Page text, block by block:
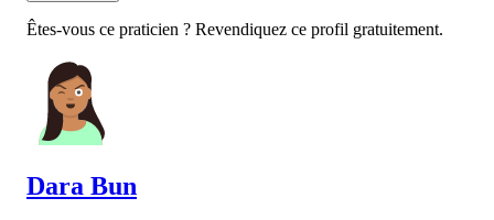
Êtes-vous ce praticien ? Revendiquez ce profil gratuitement.
Dara Bun